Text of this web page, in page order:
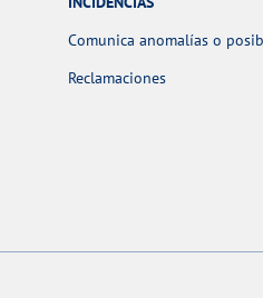
Comunica anomalías o
Reclamaciones